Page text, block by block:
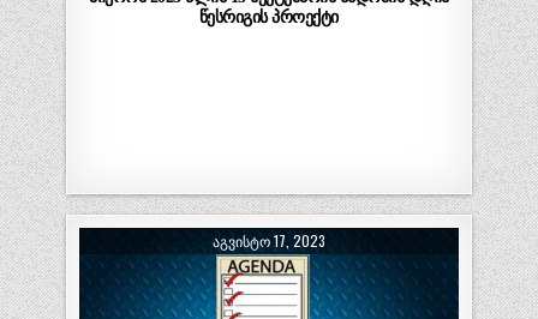
წესრიგის პროექტი
ᲐᲒᲕᲘᲡᲢᲝ 17, 2023